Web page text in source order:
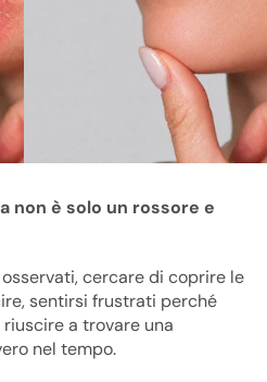
non è solo un rossore e
cercare di coprire le
sentirsi frustrati perché
a trovare una
nel tempo.